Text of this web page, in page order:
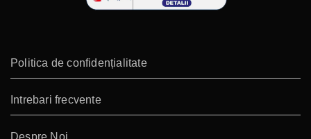
Politica de confidențialitate
Intrebari frecvente